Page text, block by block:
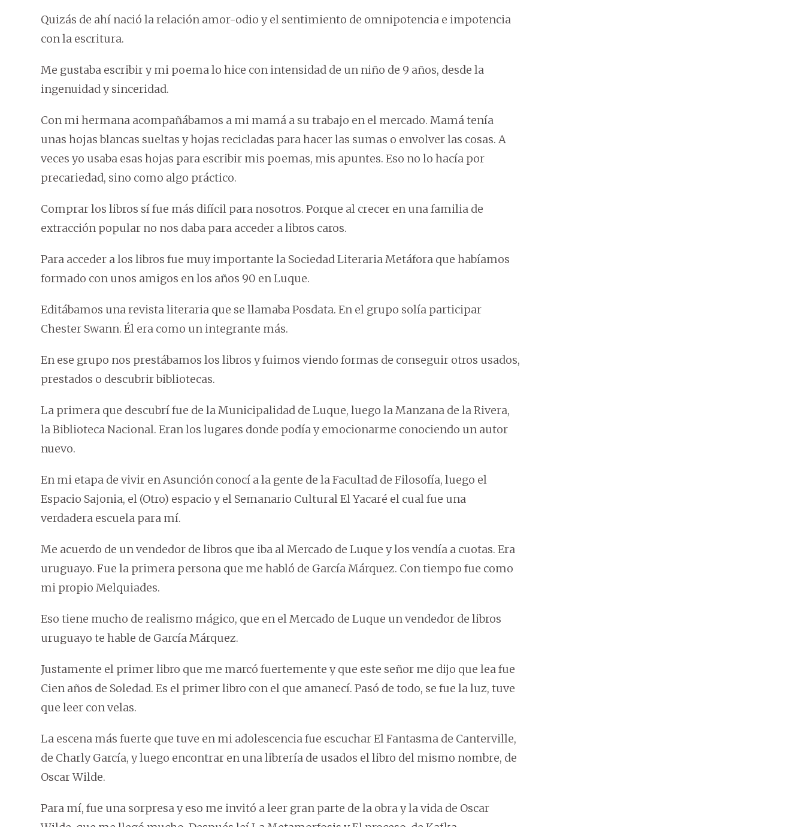
Quizás de ahí nació la relación amor-odio y el sentimiento de omnipotencia e impotencia
con la escritura.
Me gustaba escribir y mi poema lo hice con intensidad de un niño de 9 años, desde la
ingenuidad y sinceridad.
Con mi hermana acompañábamos a mi mamá a su trabajo en el mercado. Mamá tenía
unas hojas blancas sueltas y hojas recicladas para hacer las sumas o envolver las cosas. A
veces yo usaba esas hojas para escribir mis poemas, mis apuntes. Eso no lo hacía por
precariedad, sino como algo práctico.
Comprar los libros sí fue más difícil para nosotros. Porque al crecer en una familia de
extracción popular no nos daba para acceder a libros caros.
Para acceder a los libros fue muy importante la Sociedad Literaria Metáfora que habíamos
formado con unos amigos en los años 90 en Luque.
Editábamos una revista literaria que se llamaba Posdata. En el grupo solía participar
Chester Swann. Él era como un integrante más.
En ese grupo nos prestábamos los libros y fuimos viendo formas de conseguir otros usados,
prestados o descubrir bibliotecas.
La primera que descubrí fue de la Municipalidad de Luque, luego la Manzana de la Rivera,
la Biblioteca Nacional. Eran los lugares donde podía y emocionarme conociendo un autor
nuevo.
En mi etapa de vivir en Asunción conocí a la gente de la Facultad de Filosofía, luego el
Espacio Sajonia, el (Otro) espacio y el Semanario Cultural El Yacaré el cual fue una
verdadera escuela para mí.
Me acuerdo de un vendedor de libros que iba al Mercado de Luque y los vendía a cuotas. Era
uruguayo. Fue la primera persona que me habló de García Márquez. Con tiempo fue como
mi propio Melquiades.
Eso tiene mucho de realismo mágico, que en el Mercado de Luque un vendedor de libros
uruguayo te hable de García Márquez.
Justamente el primer libro que me marcó fuertemente y que este señor me dijo que lea fue
Cien años de Soledad. Es el primer libro con el que amanecí. Pasó de todo, se fue la luz, tuve
que leer con velas.
La escena más fuerte que tuve en mi adolescencia fue escuchar El Fantasma de Canterville,
de Charly García, y luego encontrar en una librería de usados el libro del mismo nombre, de
Oscar Wilde.
Para mí, fue una sorpresa y eso me invitó a leer gran parte de la obra y la vida de Oscar